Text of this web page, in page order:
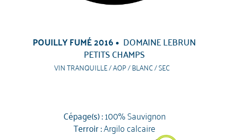
POUILLY FUMÉ 2016 DOMAINE LEBRUN
PETITS CHAMPS
VIN TRANQUILLE / AOP / BLANC / SEC
Cépage(s) :100% Sauvignon
Terroir :Argilo calcaire